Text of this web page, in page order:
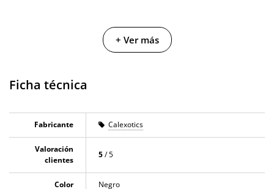
+ Ver más
Ficha técnica
Fabricante Calexotics
Valoración
clientes
5/ 5
Color Negro